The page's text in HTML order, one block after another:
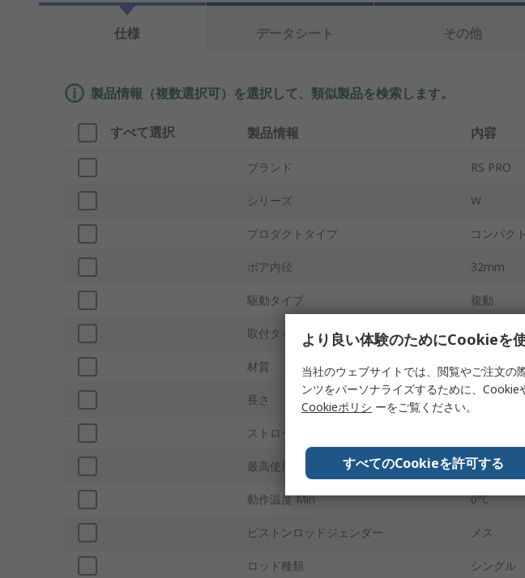
仕様
データシート その他
製品情報（複数選択可）を選択して、類似製品を検索します。
すべて選択 製品情報 内容
ブランド RS PRO
シリーズ W
プロダクトタイプ コンパク
ボア内径 32mm
駆動タイプ 複動
取付タイプ 両端はタ
材質 ステンレ
長さ 76mm
ストローク長さ
最高使用圧力 10 bar
動作温度 Min 0°C
ピストンロッドジェンダー メス
ロッド種類 シングル
より良い体験のためにCookieを
当社のウェブサイトでは、閲覧やご注文の
ンツをパーソナライズするために、Cookie
Cookieポリシ ーをご覧ください。
すべてのCookieを許可する